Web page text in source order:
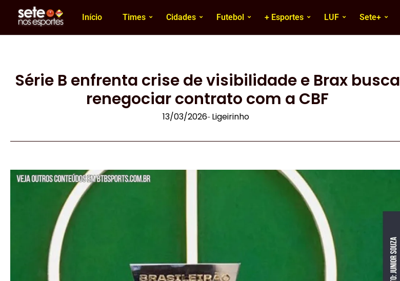
Início Times Cidades Futebol + Esportes LUF Sete+
Série B enfrenta crise de visibilidade e Brax busca
renegociar contrato com a CBF
13/03/2026- Ligeirinho